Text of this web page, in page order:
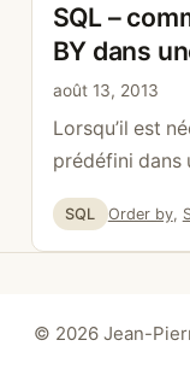
SQL –
BY dans
août 13, 2013
Lorsqu’il est
prédéfini dans
modifier
CASE dans le
12 doit
WHEN id = 12
Catégories
SQL Étiquettes
Order by,
© 2026 Jean-